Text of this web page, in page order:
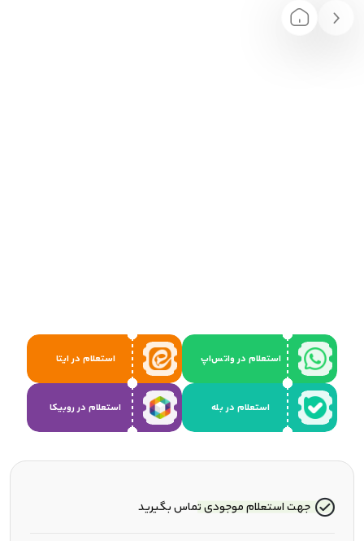
استعلام در واتس‌اپ استعلام در ایتا
استعلام در بله استعلام در روبیکا
جهت استعلام موجودی تماس بگیرید